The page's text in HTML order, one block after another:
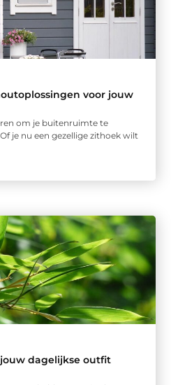
voor jouw
om je buitenruimte te
je nu een gezellige zithoek wilt
dagelijkse outfit